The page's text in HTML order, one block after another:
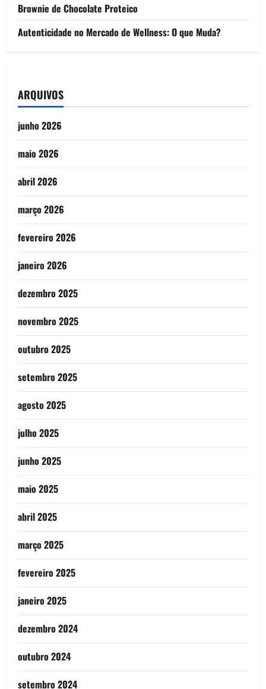
Brownie de Chocolate Proteico
Autenticidade no Mercado de Wellness: O que Muda?
ARQUIVOS
junho 2026
maio 2026
abril 2026
março 2026
fevereiro 2026
janeiro 2026
dezembro 2025
novembro 2025
outubro 2025
setembro 2025
agosto 2025
julho 2025
junho 2025
maio 2025
abril 2025
março 2025
fevereiro 2025
janeiro 2025
dezembro 2024
outubro 2024
setembro 2024